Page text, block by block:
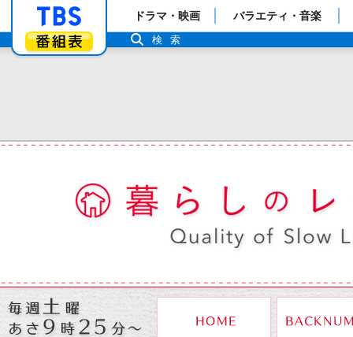
「TBSテレビ」トップページ
番組表
ドラマ・映画 バラエティ・音楽
検索